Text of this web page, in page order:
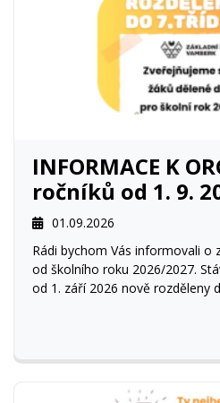
INFORMACE K
ročníků od 1. 9.
01.09.2026
Rádi bychom Vás informovali o
od školního roku 2026/2027.
od 1. září 2026 nově rozděleny